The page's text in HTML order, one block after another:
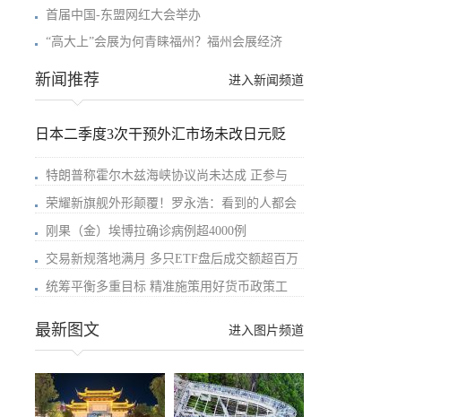
首届中国-东盟网红大会举办
“高大上”会展为何青睐福州？福州会展经济
进入新闻频道
新闻推荐
日本二季度3次干预外汇市场未改日元贬
特朗普称霍尔木兹海峡协议尚未达成 正参与
荣耀新旗舰外形颠覆！罗永浩：看到的人都会
刚果（金）埃博拉确诊病例超4000例
交易新规落地满月 多只ETF盘后成交额超百万
统筹平衡多重目标 精准施策用好货币政策工
进入图片频道
最新图文